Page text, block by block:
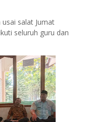
salat Jumat
seluruh guru dan